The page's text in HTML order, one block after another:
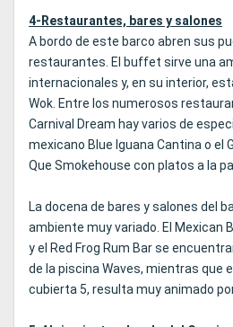
4-Restaurantes, bares y salones
A bordo de este barco abren sus
restaurantes. El buffet sirve una
internacionales y, en su interior,
Wok. Entre los numerosos
Carnival Dream hay varios de
mexicano Blue Iguana Cantina o el
Que Smokehouse con platos a la
La docena de bares y salones del
ambiente muy variado. El Mexican
y el Red Frog Rum Bar se
de la piscina Waves, mientras que
cubierta 5, resulta muy animado